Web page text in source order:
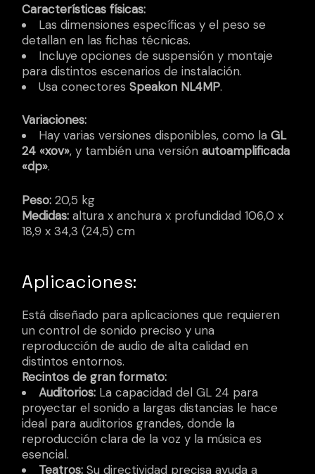
Características físicas:
Las dimensiones específicas y el peso se
detallan en las fichas técnicas.
Incluye opciones de suspensión y montaje
para distintos escenarios de instalación.
Usa conectoresSpeakon NL4MP.
Variaciones:
Hay varias versiones disponibles, como laGL
24 «xov», y también una versiónautoamplificada
«dp».
Peso: 20,5 kg
Medidas: altura x anchura x profundidad 106,0 x
18,9 x 34,3 (24,5) cm
Aplicaciones:
Está diseñado para aplicaciones que requieren
un control de sonido preciso y una
reproducción de audio de alta calidad en
distintos entornos.
Recintos de gran formato:
Auditorios: La capacidad del GL 24 para
proyectar el sonido a largas distancias le hace
ideal para auditorios grandes, donde la
reproducción clara de la voz y la música es
esencial.
Teatros: Su directividad precisa ayuda a